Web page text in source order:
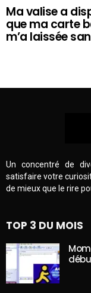
Ma valise a
que ma carte
m’a laissée
Un concentré de
satisfaire votre
de mieux que le rire
TOP 3 DU MOIS